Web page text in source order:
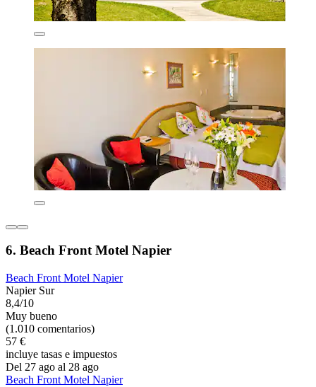
6. Beach Front Motel Napier
Beach Front Motel Napier
Napier Sur
8,4/10
Muy bueno
(1.010 comentarios)
57 €
incluye tasas e impuestos
Del 27 ago al 28 ago
Beach Front Motel Napier